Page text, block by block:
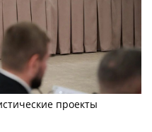
проекты